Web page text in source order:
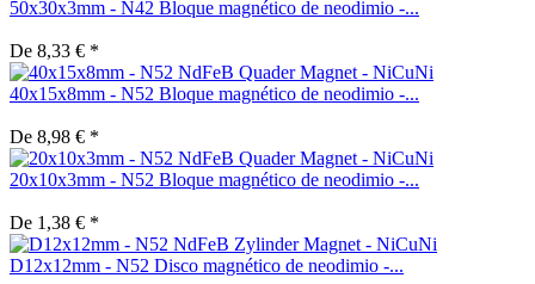
50x30x3mm - N42 Bloque magnético de neodimio -...
De 8,33 € *
40x15x8mm - N52 Bloque magnético de neodimio -...
De 8,98 € *
20x10x3mm - N52 Bloque magnético de neodimio -...
De 1,38 € *
D12x12mm - N52 Disco magnético de neodimio -...